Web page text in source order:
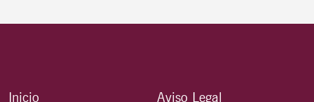
Inicio
Aviso Legal